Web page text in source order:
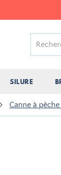
SILURE
Canne à